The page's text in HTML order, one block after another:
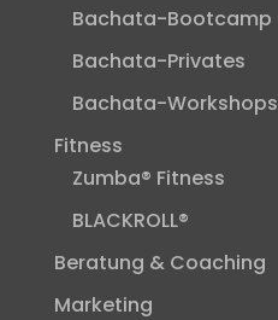
Bachata-Bootcamp
Bachata-Privates
Bachata-Workshops
Fitness
Zumba® Fitness
BLACKROLL®
Beratung & Coaching
Marketing